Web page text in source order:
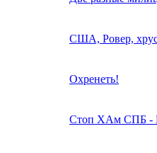
США, Ровер,
Охренеть!
Стоп ХАм СПБ -